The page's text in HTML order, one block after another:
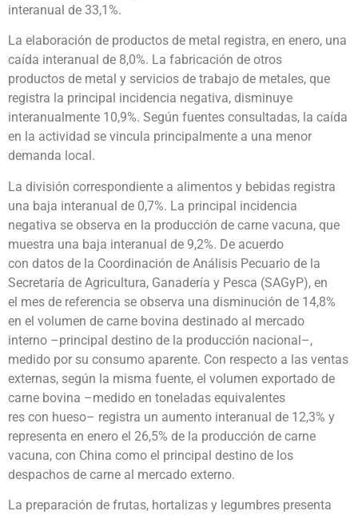
interanual de 33,1%.
La elaboración de productos de metal registra, en enero, una
caída interanual de 8,0%. La fabricación de otros
productos de metal y servicios de trabajo de metales, que
registra la principal incidencia negativa, disminuye
interanualmente 10,9%. Según fuentes consultadas, la caída
en la actividad se vincula principalmente a una menor
demanda local.
La división correspondiente a alimentos y bebidas registra
una baja interanual de 0,7%. La principal incidencia
negativa se observa en la producción de carne vacuna, que
muestra una baja interanual de 9,2%. De acuerdo
con datos de la Coordinación de Análisis Pecuario de la
Secretaría de Agricultura, Ganadería y Pesca (SAGyP), en
el mes de referencia se observa una disminución de 14,8%
en el volumen de carne bovina destinado al mercado
interno –principal destino de la producción nacional–,
medido por su consumo aparente. Con respecto a las ventas
externas, según la misma fuente, el volumen exportado de
carne bovina –medido en toneladas equivalentes
res con hueso– registra un aumento interanual de 12,3% y
representa en enero el 26,5% de la producción de carne
vacuna, con China como el principal destino de los
despachos de carne al mercado externo.
La preparación de frutas, hortalizas y legumbres presenta